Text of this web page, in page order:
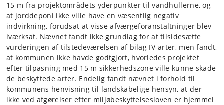
15 m fra projektområdets yderpunkter til vandhullerne, og
at jorddeponi ikke ville have en væsentlig negativ
indvirkning, forudsat at visse afværgeforanstaltninger blev
iværksat. Nævnet fandt ikke grundlag for at tilsidesætte
vurderingen af tilstedeværelsen af bilag IV-arter, men fandt,
at kommunen ikke havde godtgjort, hvorledes projektet
efter tilpasning med 15 m sikkerhedszone ville kunne skade
de beskyttede arter. Endelig fandt nævnet i forhold til
kommunens henvisning til landskabelige hensyn, at der
ikke ved afgørelser efter miljøbeskyttelsesloven er hjemmel